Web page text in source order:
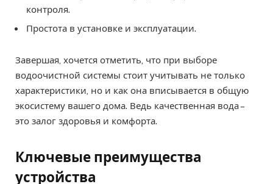
контроля.
Простота в установке и эксплуатации.
Завершая, хочется отметить, что при выборе
водоочистной системы стоит учитывать не только
характеристики, но и как она вписывается в общую
экосистему вашего дома. Ведь качественная вода –
это залог здоровья и комфорта.
Ключевые преимущества
устройства